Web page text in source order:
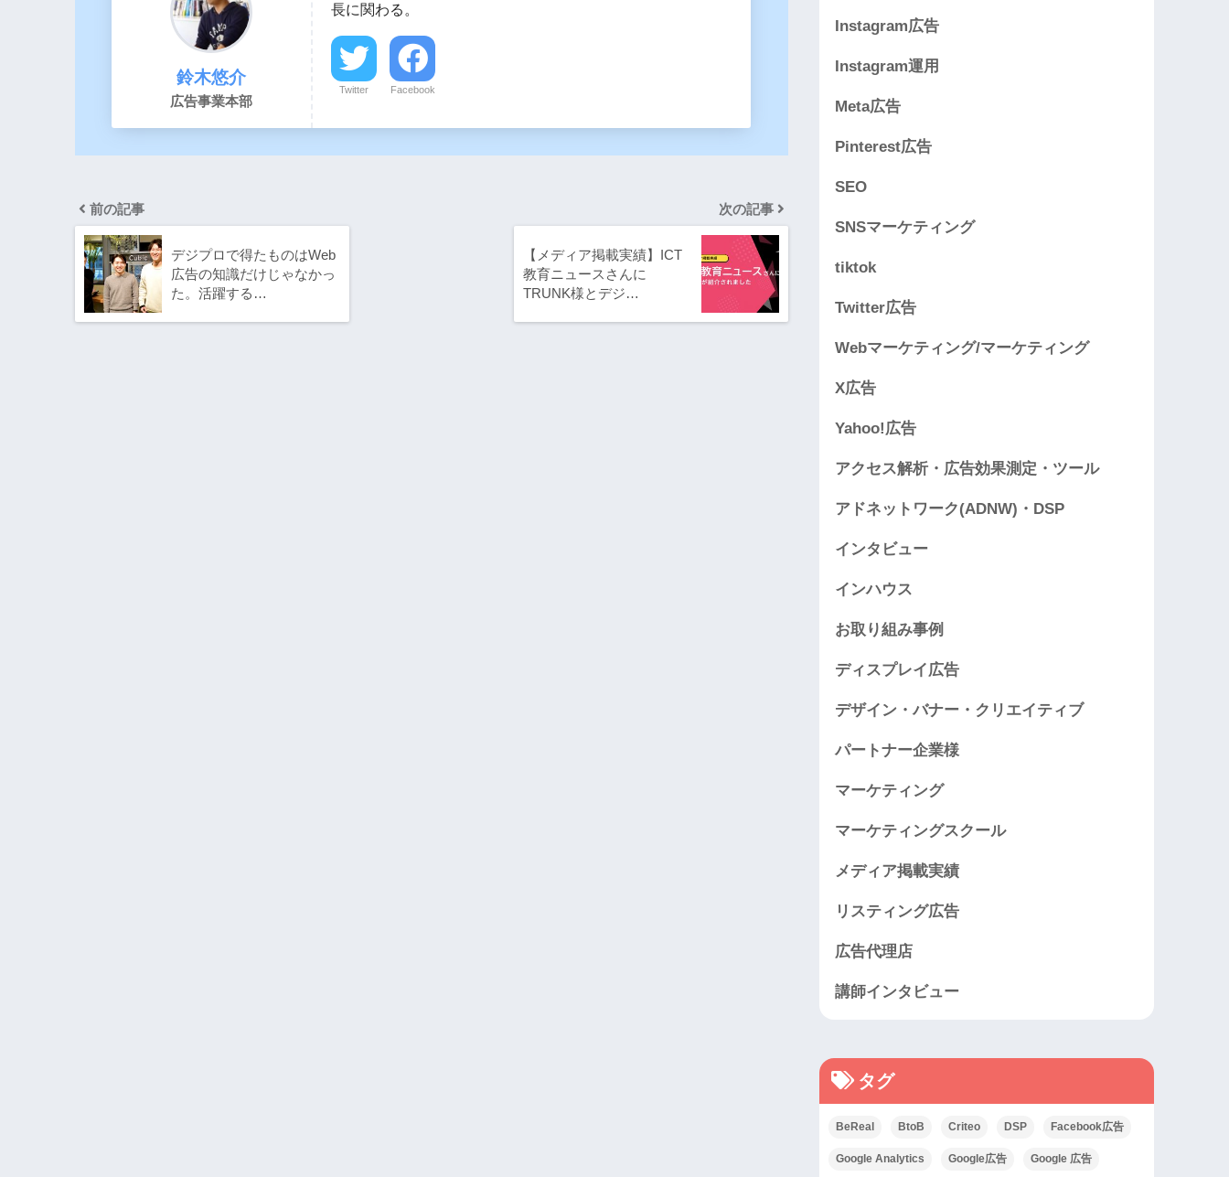
鈴木悠介
広告事業本部
長に関わる。
Twitter Facebook
前の記事
デジプロで得たものはWeb
広告の知識だけじゃなかっ
た。活躍する…
次の記事
【メディア掲載実績】ICT
教育ニュースさんに
TRUNK様とデジ…
Instagram広告
Instagram運用
Meta広告
Pinterest広告
SEO
SNSマーケティング
tiktok
Twitter広告
Webマーケティング/マーケティング
X広告
Yahoo!広告
アクセス解析・広告効果測定・ツール
アドネットワーク(ADNW)・DSP
インタビュー
インハウス
お取り組み事例
ディスプレイ広告
デザイン・バナー・クリエイティブ
パートナー企業様
マーケティング
マーケティングスクール
メディア掲載実績
リスティング広告
広告代理店
講師インタビュー
タグ
BeReal BtoB Criteo DSP Facebook広告
Google Analytics Google広告 Google 広告